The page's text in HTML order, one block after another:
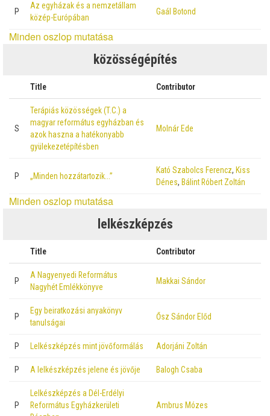
P
Az egyházak és a nemzetállam
közép-Európában
Gaál Botond
Minden oszlop mutatása
közösségépítés
Title Contributor
S
Terápiás közösségek (T.C.) a
magyar református egyházban és
azok haszna a hatékonyabb
gyülekezetépítésben
Molnár Ede
P „Minden hozzátartozik…”
Kató Szabolcs Ferencz, Kiss
Dénes, Bálint Róbert Zoltán
Minden oszlop mutatása
lelkészképzés
Title Contributor
P
A Nagyenyedi Református
Nagyhét Emlékkönyve
Makkai Sándor
P
Egy beiratkozási anyakönyv
tanulságai
Ősz Sándor Előd
P Lelkészképzés mint jövőformálás Adorjáni Zoltán
P A lelkészképzés jelene és jövője Balogh Csaba
P
Lelkészképzés a Dél-Erdélyi
Református Egyházkerületi
Ambrus Mózes